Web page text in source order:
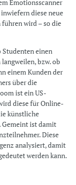
Emotionsscanner
diese neue
wird – so die
einen
bzw. ob
einem Kunden der
über die
ist ein US-
diese für Online-
künstliche
Gemeint ist damit
Diese
analysiert, damit
werden kann.